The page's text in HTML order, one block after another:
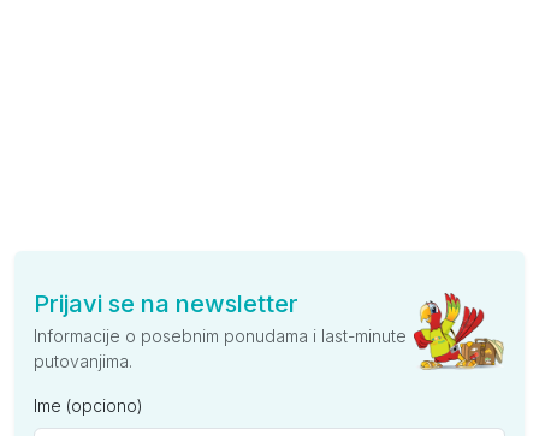
Prijavi se na newsletter
Informacije o posebnim ponudama i last-minute
putovanjima.
Ime (opciono)